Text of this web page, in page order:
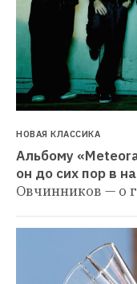
НОВАЯ КЛАССИКА
Альбому
он до сих пор в
Овчинников — о